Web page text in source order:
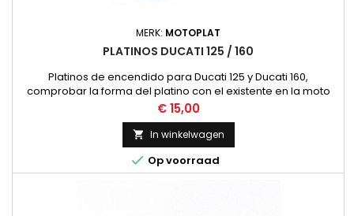
MERK: MOTOPLAT
PLATINOS DUCATI 125 / 160
Platinos de encendido para Ducati 125 y Ducati 160,
comprobar la forma del platino con el existente en la moto
para mayor seguridad.
Prijs
€ 15,00
 In winkelwagen
 Op voorraad